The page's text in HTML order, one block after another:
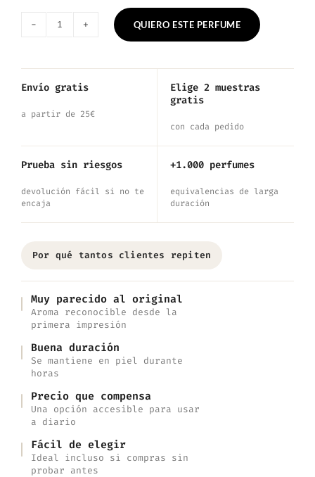
Inspirado
Bon
cantidad
QUIERO ESTE PERFUME
Envío gratis
a partir de 25€
Elige 2 muestras
gratis
con cada pedido
Prueba sin riesgos
devolución fácil si no te
encaja
+1.000 perfumes
equivalencias de larga
duración
Por qué tantos clientes repiten
Muy parecido al original
Aroma reconocible desde la
primera impresión
Buena duración
Se mantiene en piel durante
horas
Precio que compensa
Una opción accesible para usar
a diario
Fácil de elegir
Ideal incluso si compras sin
probar antes